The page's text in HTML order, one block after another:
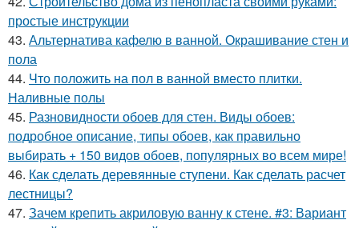
простые инструкции
43. Альтернатива кафелю в ванной. Окрашивание стен и
пола
44. Что положить на пол в ванной вместо плитки.
Наливные полы
45. Разновидности обоев для стен. Виды обоев:
подробное описание, типы обоев, как правильно
выбирать + 150 видов обоев, популярных во всем мире!
46. Как сделать деревянные ступени. Как сделать расчет
лестницы?
47. Зачем крепить акриловую ванну к стене. #3: Вариант